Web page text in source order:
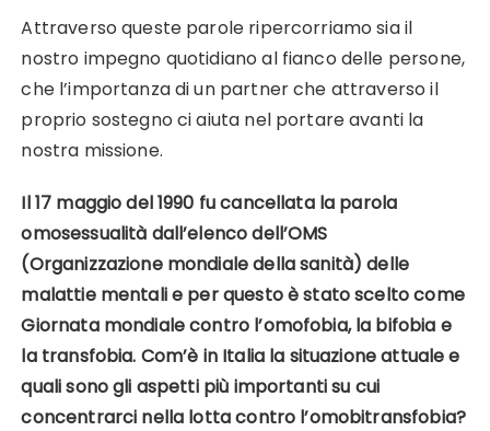
Attraverso queste parole ripercorriamo sia il
nostro impegno quotidiano al fianco delle persone,
che l’importanza di un partner che attraverso il
proprio sostegno ci aiuta nel portare avanti la
nostra missione.
Il 17 maggio del 1990 fu cancellata la parola
omosessualità dall’elenco dell’OMS
(Organizzazione mondiale della sanità) delle
malattie mentali e per questo è stato scelto come
Giornata mondiale contro l’omofobia, la bifobia e
la transfobia. Com’è in Italia la situazione attuale e
quali sono gli aspetti più importanti su cui
concentrarci nella lotta contro l’omobitransfobia?